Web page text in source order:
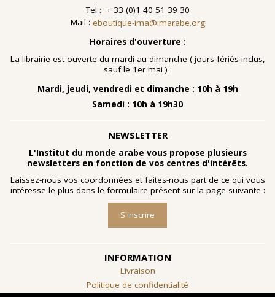
Tel : + 33 (0)1 40 51 39 30
Mail : eboutique-ima@imarabe.org
Horaires d'ouverture :
La librairie est ouverte du mardi au dimanche ( jours fériés inclus,
sauf le 1er mai ) :
Mardi, jeudi, vendredi et dimanche : 10h à 19h
Samedi : 10h à 19h30
NEWSLETTER
L'Institut du monde arabe vous propose plusieurs
newsletters en fonction de vos centres d'intérêts.
Laissez-nous vos coordonnées et faites-nous part de ce qui vous
intéresse le plus dans le formulaire présent sur la page suivante :
S'inscrire
INFORMATION
Livraison
Politique de confidentialité